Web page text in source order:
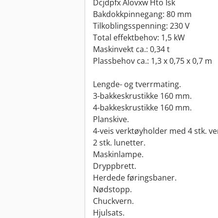
Dcjdpfx Alovxw Hto Isk
Bakdokkpinnegang: 80 mm
Tilkoblingsspenning: 230 V
Total effektbehov: 1,5 kW
Maskinvekt ca.: 0,34 t
Plassbehov ca.: 1,3 x 0,75 x 0,7 m
Lengde- og tverrmating.
3-bakkeskrustikke 160 mm.
4-bakkeskrustikke 160 mm.
Planskive.
4-veis verktøyholder med 4 stk.
2 stk. lunetter.
Maskinlampe.
Dryppbrett.
Herdede føringsbaner.
Nødstopp.
Chuckvern.
Hjulsats.